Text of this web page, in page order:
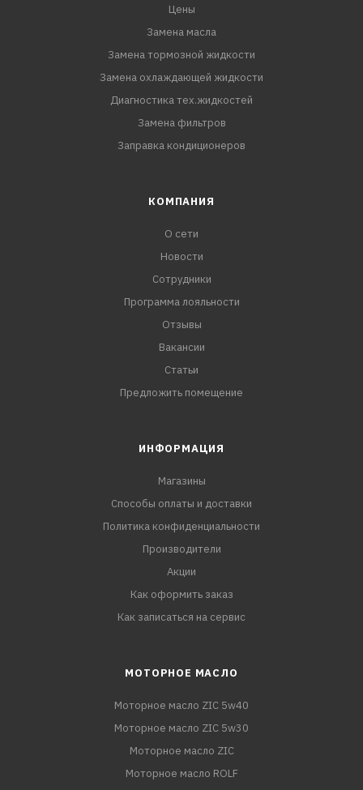
Цены
Замена масла
Замена тормозной жидкости
Замена охлаждающей жидкости
Диагностика тех.жидкостей
Замена фильтров
Заправка кондиционеров
КОМПАНИЯ
О сети
Новости
Сотрудники
Программа лояльности
Отзывы
Вакансии
Статьи
Предложить помещение
ИНФОРМАЦИЯ
Магазины
Способы оплаты и доставки
Политика конфиденциальности
Производители
Акции
Как оформить заказ
Как записаться на сервис
МОТОРНОЕ МАСЛО
Моторное масло ZIC 5w40
Моторное масло ZIC 5w30
Моторное масло ZIC
Моторное масло ROLF